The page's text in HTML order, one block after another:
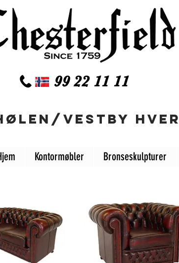
99 22 11 11
VESTBY
Kontormøbler Bronseskulpturer